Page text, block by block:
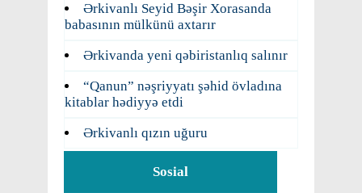
Ərkivanlı Seyid Bəşir Xorasanda
babasının mülkünü axtarır
Ərkivanda yeni qəbiristanlıq salınır
“Qanun” nəşriyyatı şəhid övladına
kitablar hədiyyə etdi
Ərkivanlı qızın uğuru
Sosial